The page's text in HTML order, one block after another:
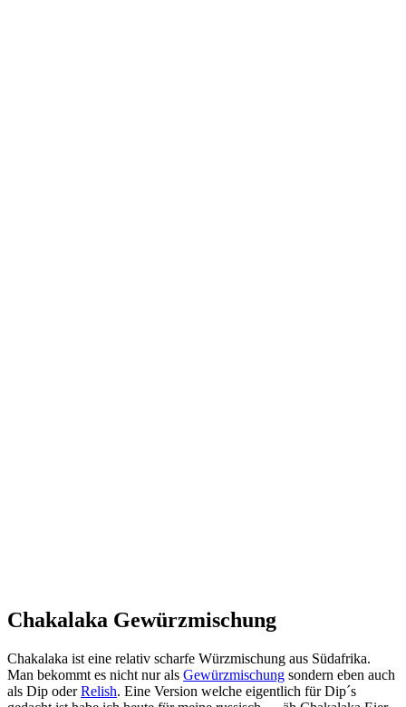
Chakalaka Gewürzmischung
Chakalaka ist eine relativ scharfe Würzmischung aus Südafrika.
Man bekommt es nicht nur als Gewürzmischung sondern eben auch
als Dip oderRelish. Eine Version welche eigentlich für Dip´s